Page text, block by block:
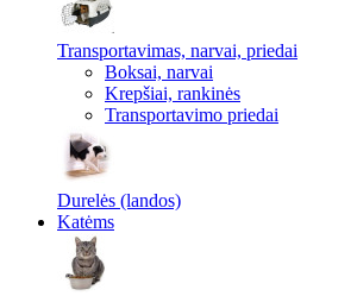
Transportavimas, narvai, priedai
Boksai, narvai
Krepšiai, rankinės
Transportavimo priedai
Durelės (landos)
Katėms